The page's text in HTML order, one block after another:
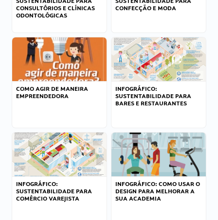
CONSULTÓRIOS E CLÍNICAS
ODONTOLÓGICAS
CONFECÇÃO E MODA
COMO AGIR DE MANEIRA
EMPREENDEDORA
INFOGRÁFICO:
SUSTENTABILIDADE PARA
BARES E RESTAURANTES
INFOGRÁFICO:
SUSTENTABILIDADE PARA
COMÉRCIO VAREJISTA
INFOGRÁFICO: COMO USAR O
DESIGN PARA MELHORAR A
SUA ACADEMIA